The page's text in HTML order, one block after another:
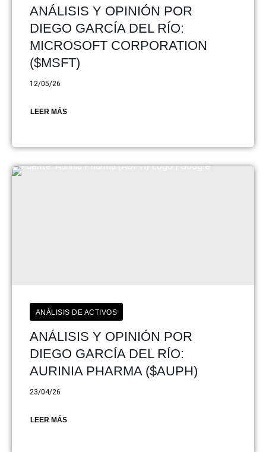
ANÁLISIS Y OPINIÓN POR
DIEGO GARCÍA DEL RÍO:
MICROSOFT CORPORATION
($MSFT)
12/05/26
LEER MÁS
ANÁLISIS DE ACTIVOS
ANÁLISIS Y OPINIÓN POR
DIEGO GARCÍA DEL RÍO:
AURINIA PHARMA ($AUPH)
23/04/26
LEER MÁS